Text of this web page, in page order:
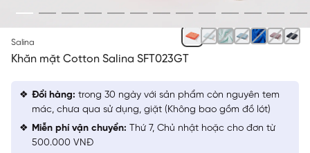
Salina
Khăn mặt Cotton Salina SFT023GT
Đổi hàng: trong 30 ngày với sản phẩm còn nguyên tem
mác, chưa qua sử dụng, giặt (Không bao gồm đồ lót)
Miễn phí vận chuyển: Thứ 7, Chủ nhật hoặc cho đơn từ
500.000 VNĐ